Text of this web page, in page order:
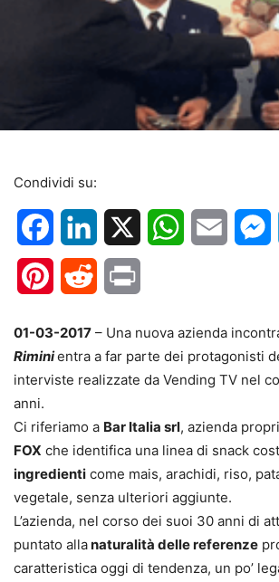
Condividi su:
FacebookLinkedIn WhatsApp
Email
PinterestReddit
01-03-2017 – Una nuova azienda
Riminientra a far parte dei protagonisti
interviste realizzate da Vending TV nel
anni.
Ci riferiamo a Bar Italia srl, azienda
FOX che identifica una linea di snack
ingredienti come mais, arachidi, riso,
vegetale, senza ulteriori aggiunte.
L’azienda, nel corso dei suoi 30 anni di
puntato allanaturalità delle referenze
caratteristica oggi di tendenza, un po’